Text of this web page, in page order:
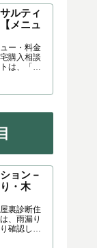
」です。
ルティ
メニュ
ー・料金
購入相談
は、「家
県・千葉
スを提供...
ョン－
・木
裏診断住
、雨漏り
確認しな